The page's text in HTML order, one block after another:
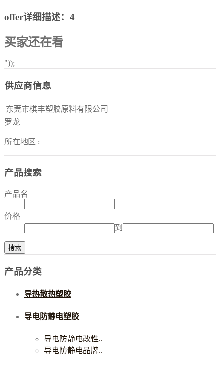
offer详细描述：4
买家还在看
"));
供应商信息
东莞市棋丰塑胶原料有限公司
罗龙
所在地区 :
产品搜索
产品名
价格
到
产品分类
导热散热塑胶
导电防静电塑胶
导电防静电改性..
导电防静电品牌..